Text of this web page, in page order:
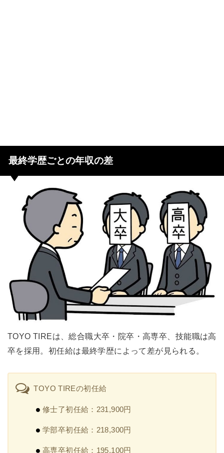
最終学歴ごとの年収の差
TOYO TIREは、総合職大卒・院卒・高専卒、技能職は高
卒を採用。初任給は最終学歴によって差が見られる。
TOYO TIREの初任給
修士了初任給：231,900円
学部卒初任給：218,300円
高専卒初任給：195,100円